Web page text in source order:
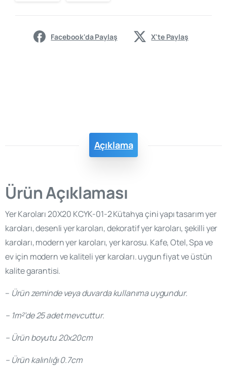
Facebook'da Paylaş X'te Paylaş
Açıklama
Ürün Açıklaması
Yer Karoları 20X20 KCYK-01-2 Kütahya çini yapı tasarım yer
karoları, desenli yer karoları, dekoratif yer karoları, şekilli yer
karoları, modern yer karoları, yer karosu. Kafe, Otel, Spa ve
ev için modern ve kaliteli yer karoları. uygun fiyat ve üstün
kalite garantisi.
– Ürün zeminde veya duvarda kullanıma uygundur.
– 1m²’de 25 adet mevcuttur.
– Ürün boyutu 20x20cm
– Ürün kalınlığı 0.7cm